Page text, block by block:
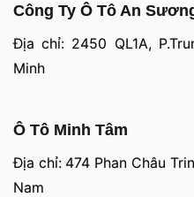
Công Ty Ô Tô An
Địa chỉ: 2450 QL1A,
Minh
Ô Tô Minh Tâm
Địa chỉ: 474 Phan Châu
Nam